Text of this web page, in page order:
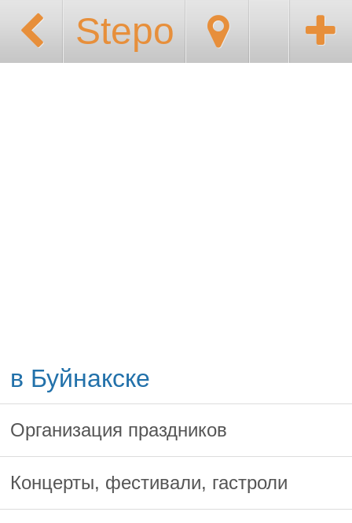
Stepo
в Буйнакске
Организация праздников
Концерты, фестивали, гастроли